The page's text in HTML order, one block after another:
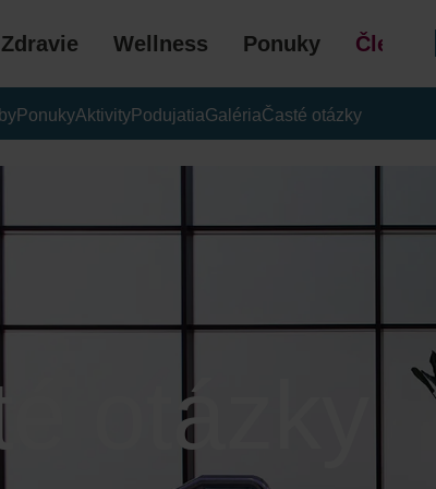
Zdravie Wellness Ponuky Členstvo
PonukyAktivityPodujatiaGalériaČasté otázky
otázky